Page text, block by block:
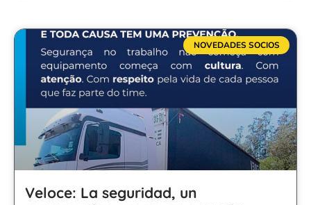
NOVEDADES SOCIOS
Veloce: La seguridad, un